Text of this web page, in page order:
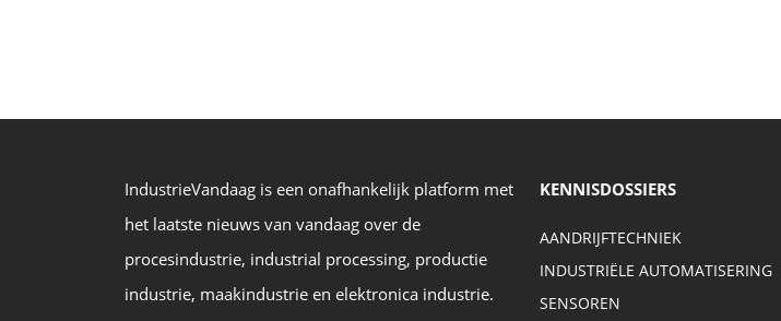
IndustrieVandaag is een onafhankelijk platform met
het laatste nieuws van vandaag over de
procesindustrie, industrial processing, productie
industrie, maakindustrie en elektronica industrie.
KENNISDOSSIERS
AANDRIJFTECHNIEK
INDUSTRIËLE AUTOMATISERING
SENSOREN